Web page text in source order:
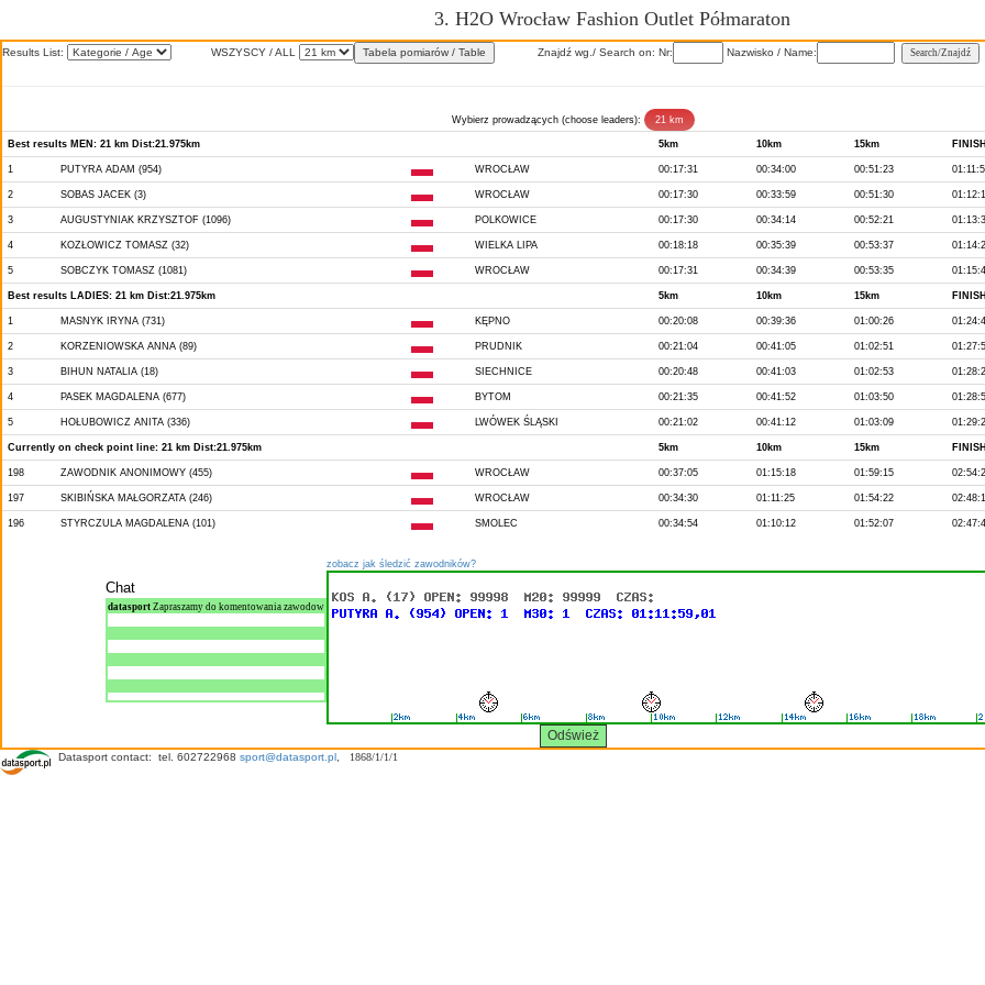
3. H2O Wrocław Fashion Outlet Półmaraton
Results List: WSZYSCY / ALL Znajdź wg./ Search on: Nr: Nazwisko / Name:
Wybierz prowadzących (choose leaders):
Best results MEN: 21 km Dist:21.975km 5km 10km 15km FINISH
1 PUTYRA ADAM (954) WROCŁAW 00:17:31 00:34:00 00:51:23
2 SOBAS JACEK (3) WROCŁAW 00:17:30 00:33:59 00:51:30
3 AUGUSTYNIAK KRZYSZTOF (1096) POLKOWICE 00:17:30 00:34:14 00:52:21
4 KOZŁOWICZ TOMASZ (32) WIELKA LIPA 00:18:18 00:35:39 00:53:37
5 SOBCZYK TOMASZ (1081) WROCŁAW 00:17:31 00:34:39 00:53:35
Best results LADIES: 21 km Dist:21.975km 5km 10km 15km FINISH
1 MASNYK IRYNA (731) KĘPNO 00:20:08 00:39:36 01:00:26
2 KORZENIOWSKA ANNA (89) PRUDNIK 00:21:04 00:41:05 01:02:51
3 BIHUN NATALIA (18) SIECHNICE 00:20:48 00:41:03 01:02:53
4 PASEK MAGDALENA (677) BYTOM 00:21:35 00:41:52 01:03:50
5 HOŁUBOWICZ ANITA (336) LWÓWEK ŚLĄSKI 00:21:02 00:41:12 01:03:09
Currently on check point line: 21 km Dist:21.975km 5km 10km 15km FINISH
198 ZAWODNIK ANONIMOWY (455) WROCŁAW 00:37:05 01:15:18 01:59:15
197 SKIBIŃSKA MAŁGORZATA (246) WROCŁAW 00:34:30 01:11:25 01:54:22
196 STYRCZULA MAGDALENA (101) SMOLEC 00:34:54 01:10:12 01:52:07
Chat
datasport Zapraszamy do komentowania zawodow
zobacz jak śledzić zawodników?
Datasport contact: tel. 602722968 sport@datasport.pl 1868/1/1/1